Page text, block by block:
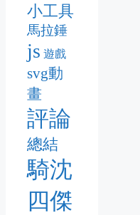
小工具
馬拉錘
js 遊戲
svg動
畫
評論
總結
騎沈
四傑